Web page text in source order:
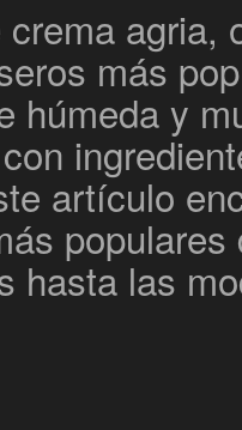
agria,
más
húmeda y
artículo
hasta las